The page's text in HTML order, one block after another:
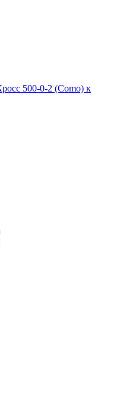
500-0-2 (Como) к